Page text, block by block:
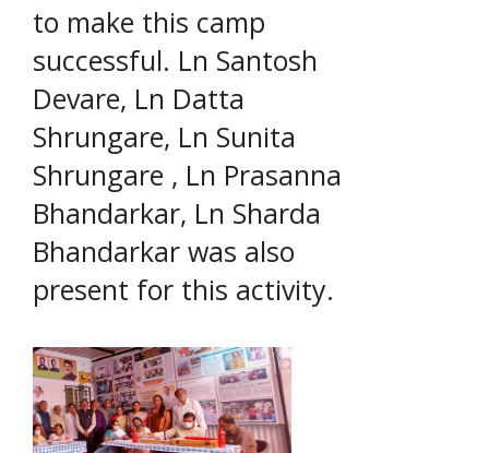
to make this camp
successful. Ln Santosh
Devare, Ln Datta
Shrungare, Ln Sunita
Shrungare , Ln Prasanna
Bhandarkar, Ln Sharda
Bhandarkar was also
present for this activity.